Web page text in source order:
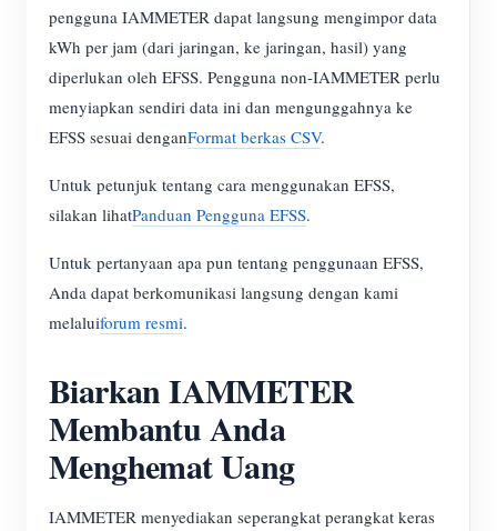
pengguna IAMMETER dapat langsung mengimpor data
kWh per jam (dari jaringan, ke jaringan, hasil) yang
diperlukan oleh EFSS. Pengguna non-IAMMETER perlu
menyiapkan sendiri data ini dan mengunggahnya ke
EFSS sesuai denganFormat berkas CSV.
Untuk petunjuk tentang cara menggunakan EFSS,
silakan lihatPanduan Pengguna EFSS.
Untuk pertanyaan apa pun tentang penggunaan EFSS,
Anda dapat berkomunikasi langsung dengan kami
melaluiforum resmi.
Biarkan IAMMETER
Membantu Anda
Menghemat Uang
IAMMETER menyediakan seperangkat perangkat keras